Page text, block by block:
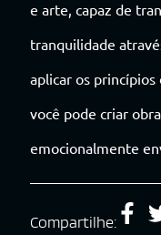
e arte, capaz de
tranquilidade
aplicar os princípios
você pode criar
emocionalmente
Compartilhe: